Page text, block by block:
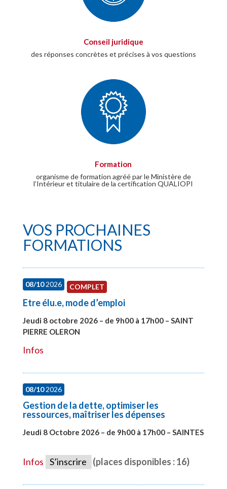
Conseil juridique
des réponses concrètes et précises à vos questions
Formation
organisme de formation agréé par le Ministère de
l’Intérieur et titulaire de la certification QUALIOPI
VOS PROCHAINES
FORMATIONS
08/102026 COMPLET
Etre élu.e, mode d’emploi
Jeudi 8 octobre 2026 – de 9h00 à 17h00 – SAINT
PIERRE OLERON
Infos
08/102026
Gestion de la dette, optimiser les
ressources, maîtriser les dépenses
Jeudi 8 Octobre 2026 – de 9h00 à 17h00 – SAINTES
Infos S’inscrire (places disponibles : 16)